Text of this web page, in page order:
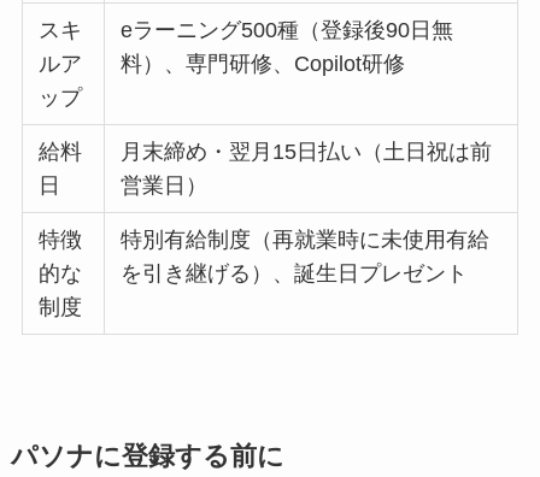
スキ
ルア
ップ
eラーニング500種（登録後90日無
料）、専門研修、Copilot研修
給料
日
月末締め・翌月15日払い（土日祝は前
営業日）
特徴
的な
制度
特別有給制度（再就業時に未使用有給
を引き継げる）、誕生日プレゼント
パソナに登録する前に